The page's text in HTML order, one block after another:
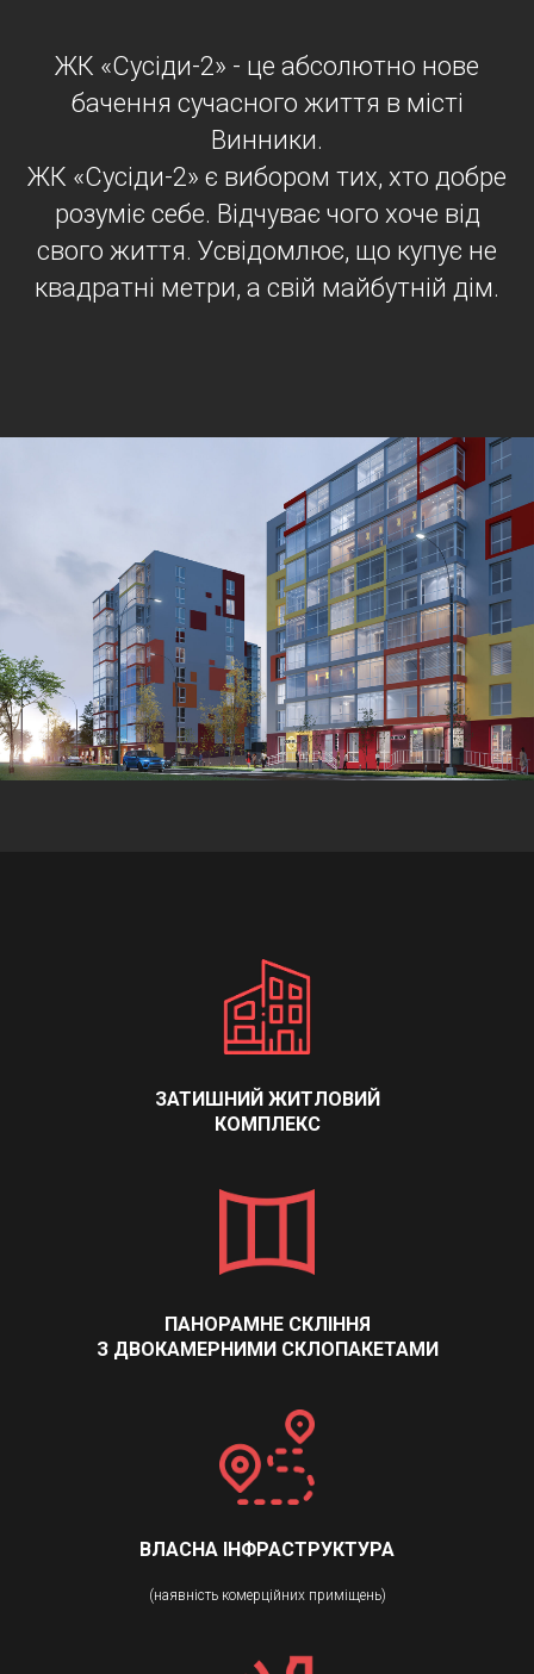
ЖК «Сусіди-2» - це абсолютно нове
бачення сучасного життя в місті
Винники.
ЖК «Сусіди-2» є вибором тих, хто добре
розуміє себе. Відчуває чого хоче від
свого життя. Усвідомлює, що купує не
квадратні метри, а свій майбутній дім.
ЗАТИШНИЙ ЖИТЛОВИЙ
КОМПЛЕКС
ПАНОРАМНЕ СКЛІННЯ
З ДВОКАМЕРНИМИ СКЛОПАКЕТАМИ
ВЛАСНА ІНФРАСТРУКТУРА
(наявність комерційних приміщень)